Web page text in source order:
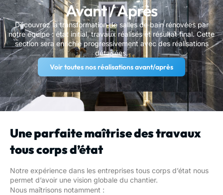
Avant / Après
Découvrez la transformation de salles de bain rénovées par
notre équipe : état initial, travaux réalisés et résultat final. Cette
section sera enrichie progressivement avec des réalisations
détaillées.
Voir toutes nos réalisations avant/après
Une parfaite maîtrise des travaux
tous corps d’état
Notre expérience dans les entreprises tous corps d’état nous
permet d’avoir une vision globale du chantier.
Nous maîtrisons notamment :